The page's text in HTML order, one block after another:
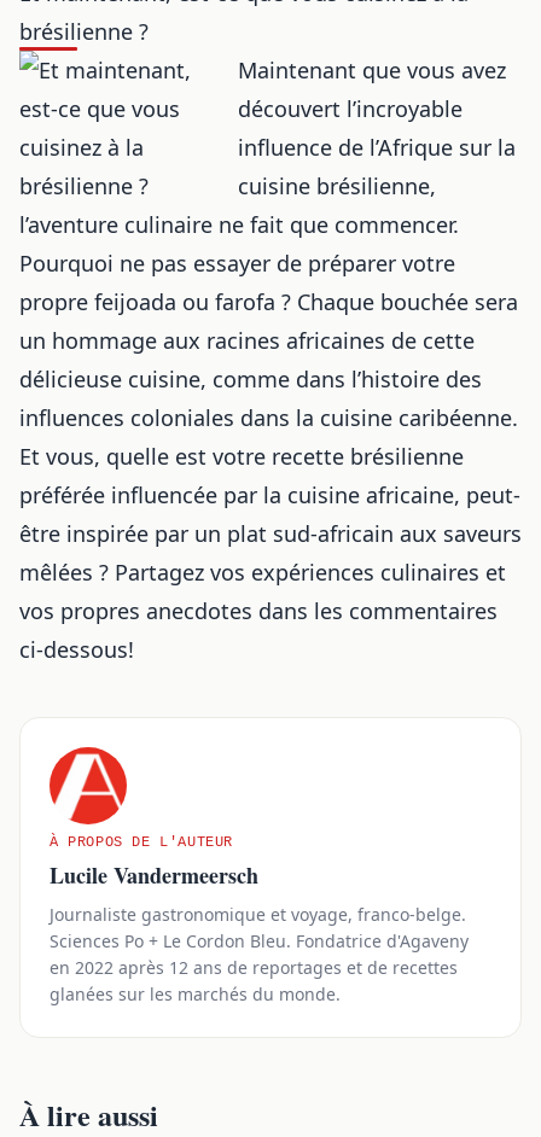
brésilienne ?
Maintenant que vous avez
découvert l’incroyable
influence de l’Afrique sur la
cuisine brésilienne,
l’aventure culinaire ne fait que commencer.
Pourquoi ne pas essayer de préparer votre
propre feijoada ou farofa ? Chaque bouchée sera
un hommage aux racines africaines de cette
délicieuse cuisine, comme dans l’histoire des
influences coloniales dans la cuisine caribéenne.
Et vous, quelle est votre recette brésilienne
préférée influencée par la cuisine africaine, peut-
être inspirée par un plat sud-africain aux saveurs
mêlées ? Partagez vos expériences culinaires et
vos propres anecdotes dans les commentaires
ci-dessous!
À PROPOS DE L'AUTEUR
Lucile Vandermeersch
Journaliste gastronomique et voyage, franco-belge.
Sciences Po + Le Cordon Bleu. Fondatrice d'Agaveny
en 2022 après 12 ans de reportages et de recettes
glanées sur les marchés du monde.
À lire aussi